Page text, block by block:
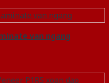
van ngang